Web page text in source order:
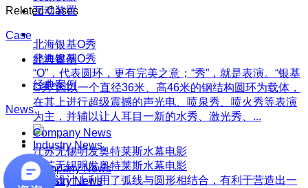
互动装置
Case
经典案例
经典案例
News
Company News
Industry News
Company News
Industry News
Related Cases
北海银基O秀
北海银基O秀
“O”，代表圆环，更有完美之意；“秀”，就是表演。“银基
O秀”因以一个直径36米、高46米的钢结构圆环为载体，
在其上进行超级震撼的声光电、喷泉秀、喷火秀等表演
为主，并辅以让人耳目一新的水秀、激光秀、...
江苏无锡明发奥特莱斯水幕电影
江苏无锡明发奥特莱斯水幕电影
方案设计上利用了弧线与圆形相结合，有利于营造出一